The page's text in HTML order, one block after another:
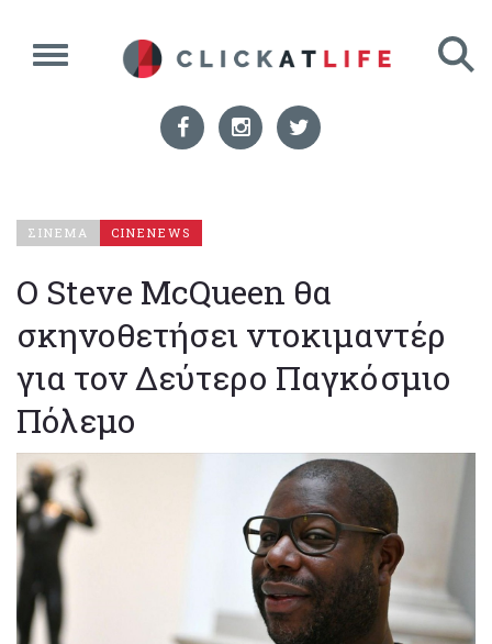
ΣΙΝΕΜΑ CINENEWS
Ο Steve McQueen θα
σκηνοθετήσει ντοκιμαντέρ
για τον Δεύτερο Παγκόσμιο
Πόλεμο